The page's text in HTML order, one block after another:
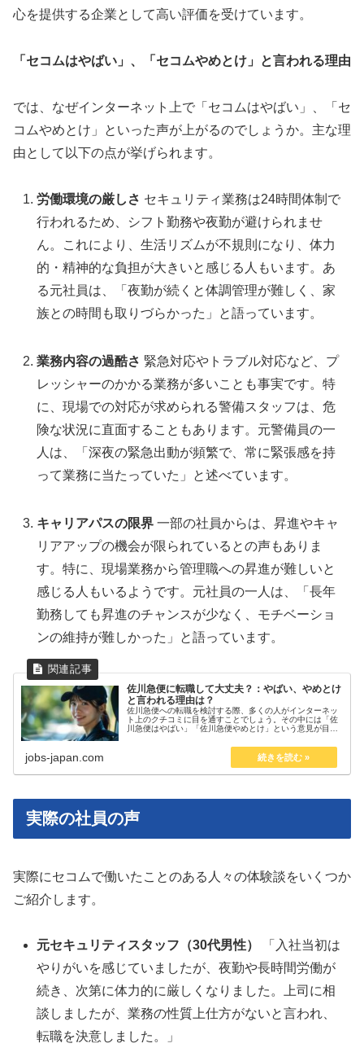
心を提供する企業として高い評価を受けています。
「セコムはやばい」、「セコムやめとけ」と言われる理由
では、なぜインターネット上で「セコムはやばい」、「セ
コムやめとけ」といった声が上がるのでしょうか。主な理
由として以下の点が挙げられます。
労働環境の厳しさ セキュリティ業務は24時間体制で
行われるため、シフト勤務や夜勤が避けられませ
ん。これにより、生活リズムが不規則になり、体力
的・精神的な負担が大きいと感じる人もいます。あ
る元社員は、「夜勤が続くと体調管理が難しく、家
族との時間も取りづらかった」と語っています。
業務内容の過酷さ 緊急対応やトラブル対応など、プ
レッシャーのかかる業務が多いことも事実です。特
に、現場での対応が求められる警備スタッフは、危
険な状況に直面することもあります。元警備員の一
人は、「深夜の緊急出動が頻繁で、常に緊張感を持
って業務に当たっていた」と述べています。
キャリアパスの限界 一部の社員からは、昇進やキャ
リアアップの機会が限られているとの声もありま
す。特に、現場業務から管理職への昇進が難しいと
感じる人もいるようです。元社員の一人は、「長年
勤務しても昇進のチャンスが少なく、モチベーショ
ンの維持が難しかった」と語っています。
佐川急便に転職して大丈夫？：やばい、やめとけ
と言われる理由は？
佐川急便への転職を検討する際、多くの人がインターネッ
ト上のクチコミに目を通すことでしょう。その中には「佐
川急便はやばい」「佐川急便やめとけ」という意見が目立
これらのクチコミがなぜ広がってい...
jobs-japan.com
実際の社員の声
実際にセコムで働いたことのある人々の体験談をいくつか
ご紹介します。
元セキュリティスタッフ（30代男性）
「入社当初は
やりがいを感じていましたが、夜勤や長時間労働が
続き、次第に体力的に厳しくなりました。上司に相
談しましたが、業務の性質上仕方がないと言われ、
転職を決意しました。」